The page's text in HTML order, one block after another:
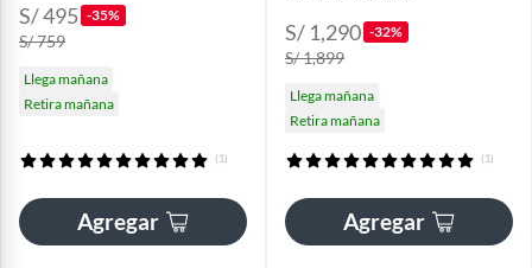
S/ 495 -35%
S/ 759
Llega mañana
Retira mañana
(1)
Agregar
S/ 1,290 -32%
S/ 1,899
Llega mañana
Retira mañana
(1)
Agregar